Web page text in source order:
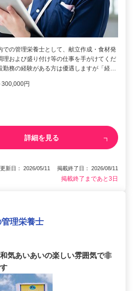
での管理栄養士として、献立作成・食材発
理および盛り付け等の仕事を手がけてくだ
勤務の経験がある方は優遇しますが「経…
円
詳細を見る
更新日： 2026/05/11 掲載終了日： 2026/08/11
掲載終了まであと3日
理栄養士
気あいあいの楽しい雰囲気で非